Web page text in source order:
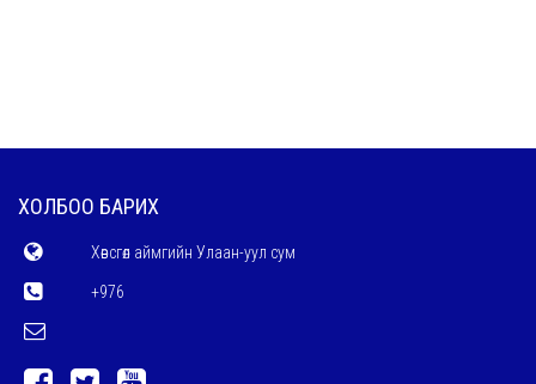
ХОЛБОО БАРИХ
Хөвсгөл аймгийн Улаан-уул сум
+976